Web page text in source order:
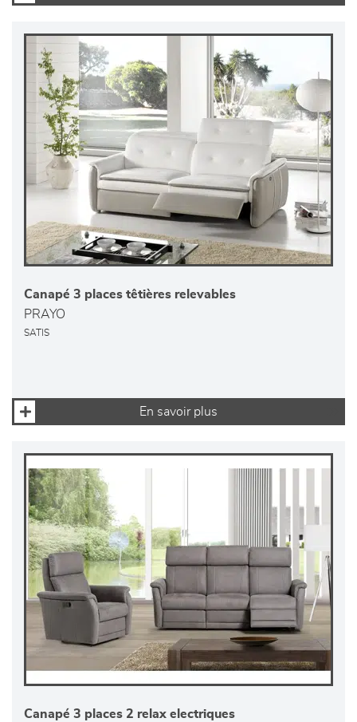
Canapé 3 places têtières relevables
PRAYO
SATIS
En savoir plus
Canapé 3 places 2 relax electriques